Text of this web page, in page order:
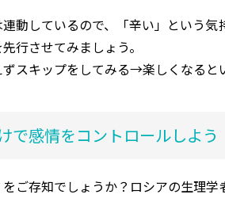
動しているので、「辛い」という
行させてみましょう。
スキップをしてみる→楽しくなると
で感情をコントロールしよう
をご存知でしょうか？ロシアの生理